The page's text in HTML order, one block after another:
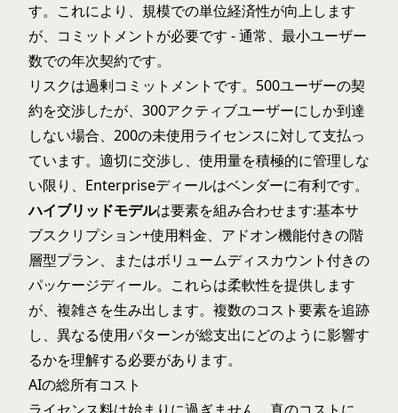
す。これにより、規模での単位経済性が向上します
が、コミットメントが必要です - 通常、最小ユーザー
数での年次契約です。
リスクは過剰コミットメントです。500ユーザーの契
約を交渉したが、300アクティブユーザーにしか到達
しない場合、200の未使用ライセンスに対して支払っ
ています。適切に交渉し、使用量を積極的に管理しな
い限り、Enterpriseディールはベンダーに有利です。
ハイブリッドモデルは要素を組み合わせます:基本サ
ブスクリプション+使用料金、アドオン機能付きの階
層型プラン、またはボリュームディスカウント付きの
パッケージディール。これらは柔軟性を提供します
が、複雑さを生み出します。複数のコスト要素を追跡
し、異なる使用パターンが総支出にどのように影響す
るかを理解する必要があります。
AIの総所有コスト